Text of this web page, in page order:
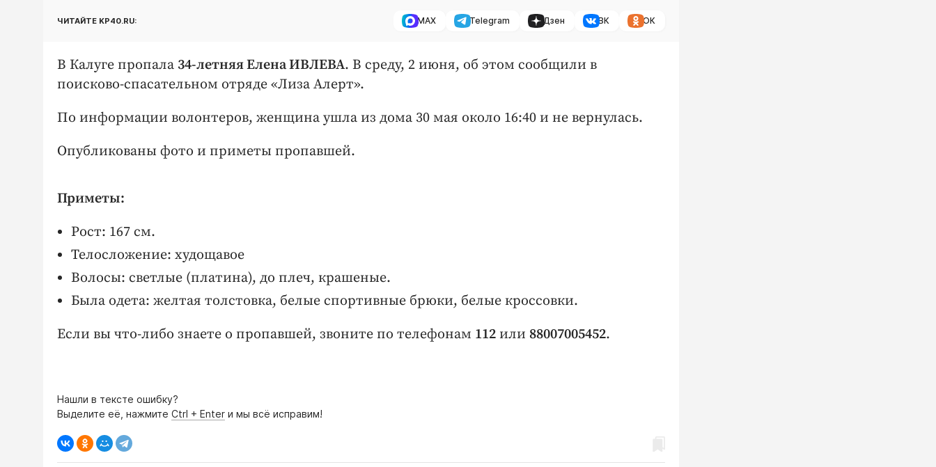
ЧИТАЙТЕ KP40.RU: MAX Telegram Дзен ВК ОК
В Калуге пропала 34-летняя Елена ИВЛЕВА. В среду, 2 июня, об этом сообщили в
поисково-спасательном отряде «Лиза Алерт».
По информации волонтеров, женщина ушла из дома 30 мая около 16:40 и не вернулась.
Опубликованы фото и приметы пропавшей.
Приметы:
Рост: 167 см.
Телосложение: xудощавое
Волосы: светлые (платина), до плеч, крашеные.
Была одета: желтая толстовка, белые спортивные брюки, белые кроссовки.
Если вы что-либо знаете о пропавшей, звоните по телефонам 112 или 88007005452.
Нашли в тексте ошибку?
Выделите её, нажмите Ctrl + Enter и мы всё исправим!